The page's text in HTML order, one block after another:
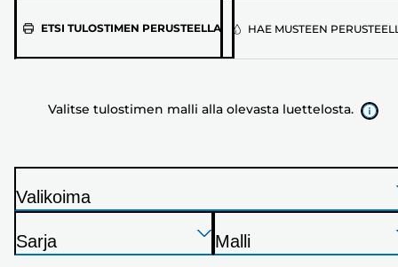
ETSI TULOSTIMEN PERUSTEELLAValitse
olevasta
HAE MUSTEEN
Valitse tulostimen malli alla olevasta luettelosta.
Paina
Enter
T
Valikoima
Paina
Enter
T
Sarja
Paina
Enter
T
Malli